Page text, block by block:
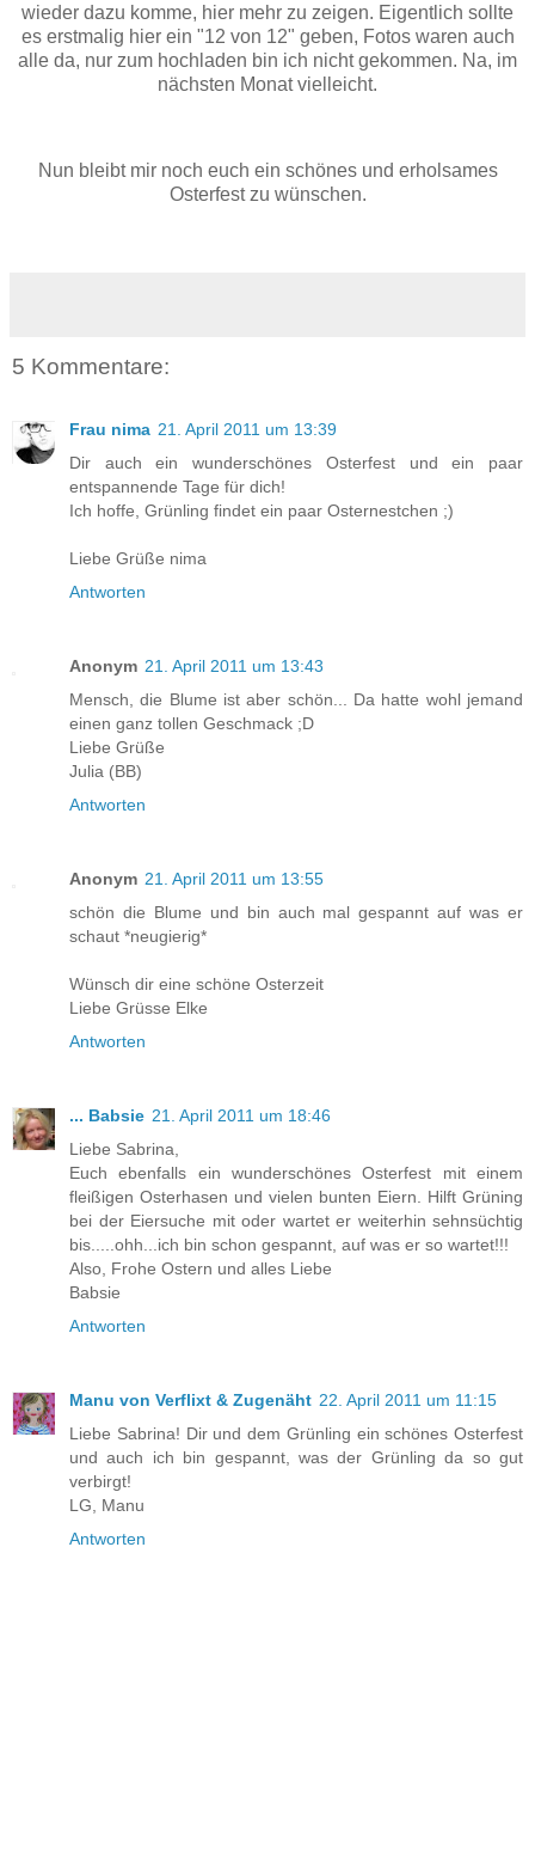
wieder dazu komme, hier mehr zu zeigen. Eigentlich sollte
es erstmalig hier ein "12 von 12" geben, Fotos waren auch
alle da, nur zum hochladen bin ich nicht gekommen. Na, im
nächsten Monat vielleicht.
Nun bleibt mir noch euch ein schönes und erholsames
Osterfest zu wünschen.
5 Kommentare:
Frau nima 21. April 2011 um 13:39
Dir auch ein wunderschönes Osterfest und ein paar
entspannende Tage für dich!
Ich hoffe, Grünling findet ein paar Osternestchen ;)
Liebe Grüße nima
Antworten
Anonym 21. April 2011 um 13:43
Mensch, die Blume ist aber schön... Da hatte wohl jemand
einen ganz tollen Geschmack ;D
Liebe Grüße
Julia (BB)
Antworten
Anonym 21. April 2011 um 13:55
schön die Blume und bin auch mal gespannt auf was er
schaut *neugierig*
Wünsch dir eine schöne Osterzeit
Liebe Grüsse Elke
Antworten
... Babsie 21. April 2011 um 18:46
Liebe Sabrina,
Euch ebenfalls ein wunderschönes Osterfest mit einem
fleißigen Osterhasen und vielen bunten Eiern. Hilft Grüning
bei der Eiersuche mit oder wartet er weiterhin sehnsüchtig
bis.....ohh...ich bin schon gespannt, auf was er so wartet!!!
Also, Frohe Ostern und alles Liebe
Babsie
Antworten
Manu von Verflixt & Zugenäht 22. April 2011 um 11:15
Liebe Sabrina! Dir und dem Grünling ein schönes Osterfest
und auch ich bin gespannt, was der Grünling da so gut
verbirgt!
LG, Manu
Antworten